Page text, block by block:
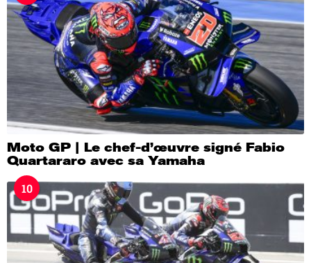
Moto GP | Le chef-d’œuvre signé Fabio
Quartararo avec sa Yamaha
10